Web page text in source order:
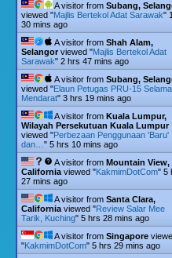
A visitor from Subang,
viewed "Majlis Bertekol Adat Sarawak"
30 mins ago
A visitor from Shah Alam,
Selangorviewed "Majlis Bertekol Adat
Sarawak" 2 hrs 47 mins ago
A visitor from Subang,
viewed "Elaun Petugas PRU-15
Mendarat" 3 hrs 19 mins ago
A visitor from Kuala Lumpur,
Wilayah Persekutuan Kuala Lumpur
viewed "Perbezaan Penggunaan 'Baru'
dan… " 5 hrs 11 mins ago
A visitor from Mountain View,
California viewed "KakmimDotCom" 5
27 mins ago
A visitor from Santa Clara,
California viewed "Review Salar Mee
Tarik, Kuching" 5 hrs 28 mins ago
A visitor from Singapore
"KakmimDotCom" 5 hrs 29 mins ago